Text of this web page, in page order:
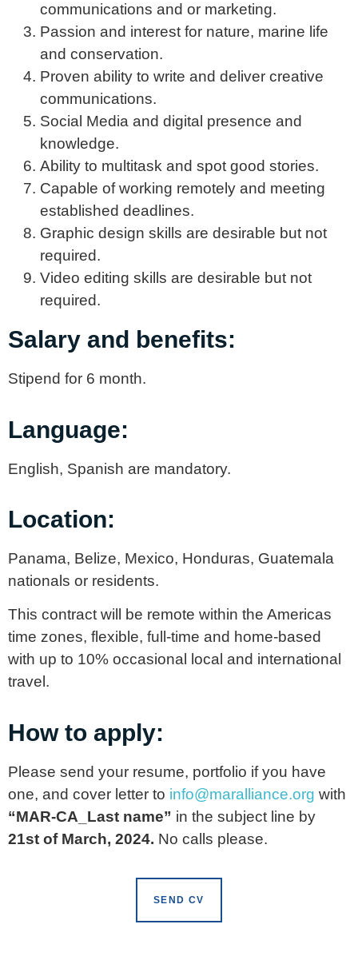
communications and or marketing.
Passion and interest for nature, marine life
and conservation.
Proven ability to write and deliver creative
communications.
Social Media and digital presence and
knowledge.
Ability to multitask and spot good stories.
Capable of working remotely and meeting
established deadlines.
Graphic design skills are desirable but not
required.
Video editing skills are desirable but not
required.
Salary and benefits:
Stipend for 6 month.
Language:
English, Spanish are mandatory.
Location:
Panama, Belize, Mexico, Honduras, Guatemala
nationals or residents.
This contract will be remote within the Americas
time zones, flexible, full-time and home-based
with up to 10% occasional local and international
travel.
How to apply:
Please send your resume, portfolio if you have
one, and cover letter to info@maralliance.org with
“MAR-CA_Last name” in the subject line by
21st of March, 2024. No calls please.
SEND CV